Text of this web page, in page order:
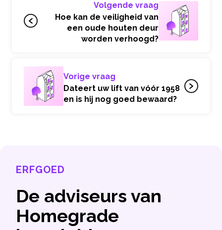
Volgende vraag
Hoe kan de veiligheid van
een oude houten deur
worden verhoogd?
Vorige vraag
Dateert uw lift van vóór 1958
en is hij nog goed bewaard?
ERFGOED
De adviseurs van
Homegrade